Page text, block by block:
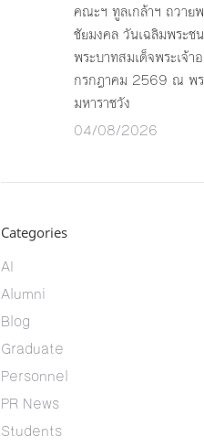
คณะฯ ทูลเกล้าฯ ถวาย
ชัยมงคล วันเฉลิมพระช
พระบาทสมเด็จพระเจ้
กรกฎาคม 2569 ณ พร
มหาราชวัง
04/08/2026
Categories
AI
Alumni
Blog
Graduate
Personnel
PR News
Students